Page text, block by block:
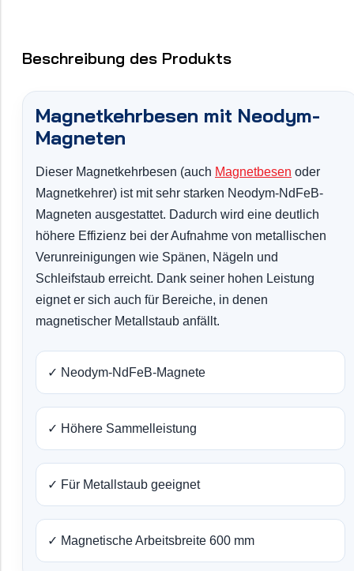
Beschreibung des Produkts
Magnetkehrbesen mit Neodym-
Magneten
Dieser Magnetkehrbesen (auch Magnetbesen oder
Magnetkehrer) ist mit sehr starken Neodym-NdFeB-
Magneten ausgestattet. Dadurch wird eine deutlich
höhere Effizienz bei der Aufnahme von metallischen
Verunreinigungen wie Spänen, Nägeln und
Schleifstaub erreicht. Dank seiner hohen Leistung
eignet er sich auch für Bereiche, in denen
magnetischer Metallstaub anfällt.
✓ Neodym-NdFeB-Magnete
✓ Höhere Sammelleistung
✓ Für Metallstaub geeignet
✓ Magnetische Arbeitsbreite 600 mm